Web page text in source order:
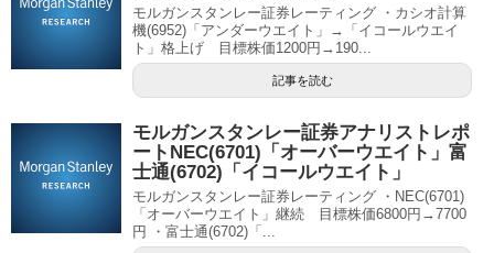
モルガンスタンレー証券レーティング ・カシオ計算
機(6952)「アンダーウエイト」→「イコールウエイ
ト」格上げ 目標株価1200円→190...
記事を読む
モルガンスタンレー証券アナリストレポ
ートNEC(6701)「オーバーウエイト」富
士通(6702)「イコールウエイト」
モルガンスタンレー証券レーティング ・NEC(6701)
「オーバーウエイト」継続 目標株価6800円→7700
円 ・富士通(6702)「...